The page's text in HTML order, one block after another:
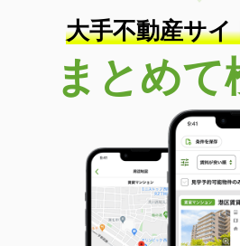
大手不動産サイ
まとめて